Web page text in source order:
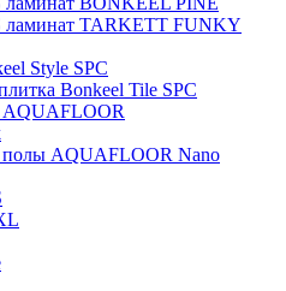
ламинат TARKETT FUNKY
Style SPC
Bonkeel Tile SPC
AQUAFLOOR Nano